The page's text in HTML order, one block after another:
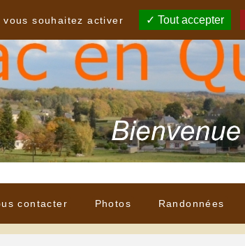
contacter Photos Randonnées
souhaitez activer
Tout accepter